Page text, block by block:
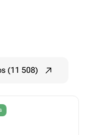
(11 508)